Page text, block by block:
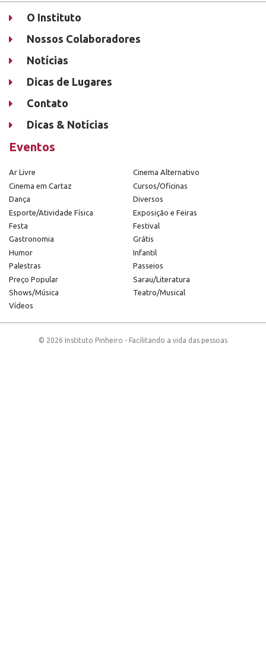
O Instituto
Nossos Colaboradores
Notícias
Dicas de Lugares
Contato
Dicas & Notícias
Eventos
Ar Livre
Cinema Alternativo
Cinema em Cartaz
Cursos/Oficinas
Dança
Diversos
Esporte/Atividade Física
Exposição e Feiras
Festa
Festival
Gastronomia
Grátis
Humor
Infantil
Palestras
Passeios
Preço Popular
Sarau/Literatura
Shows/Música
Teatro/Musical
Vídeos
© 2026 Instituto Pinheiro - Facilitando a vida das pessoas